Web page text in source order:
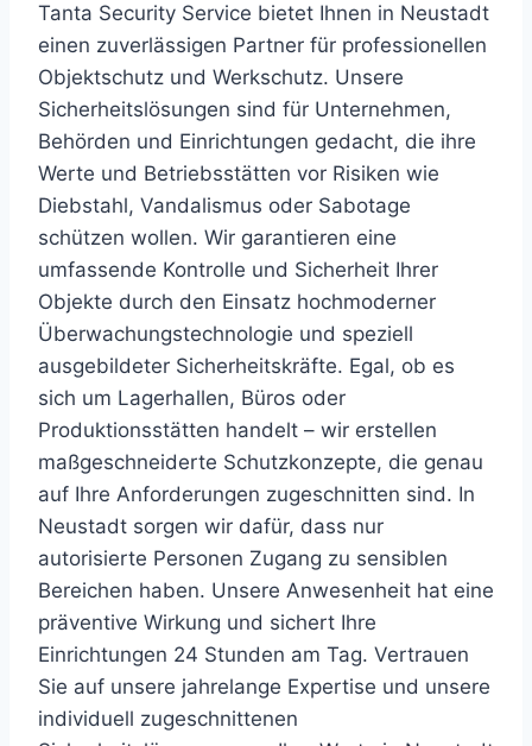
Tanta Security Service bietet Ihnen in Neustadt
einen zuverlässigen Partner für professionellen
Objektschutz und Werkschutz. Unsere
Sicherheitslösungen sind für Unternehmen,
Behörden und Einrichtungen gedacht, die ihre
Werte und Betriebsstätten vor Risiken wie
Diebstahl, Vandalismus oder Sabotage
schützen wollen. Wir garantieren eine
umfassende Kontrolle und Sicherheit Ihrer
Objekte durch den Einsatz hochmoderner
Überwachungstechnologie und speziell
ausgebildeter Sicherheitskräfte. Egal, ob es
sich um Lagerhallen, Büros oder
Produktionsstätten handelt – wir erstellen
maßgeschneiderte Schutzkonzepte, die genau
auf Ihre Anforderungen zugeschnitten sind. In
Neustadt sorgen wir dafür, dass nur
autorisierte Personen Zugang zu sensiblen
Bereichen haben. Unsere Anwesenheit hat eine
präventive Wirkung und sichert Ihre
Einrichtungen 24 Stunden am Tag. Vertrauen
Sie auf unsere jahrelange Expertise und unsere
individuell zugeschnittenen